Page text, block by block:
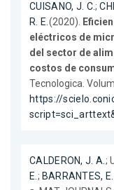
CUISANO, J. C.;
R. E.(2020).
eléctricos de
del sector de
costos de
Tecnologica.
https://
CALDERON, J. A.;
E.; BARRANTES,